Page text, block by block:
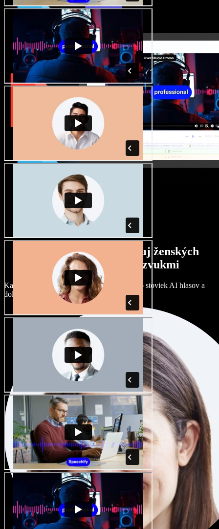
Široký výber mužských aj ženských
hlasov s rôznymi prízvukmi
Každý projekt môže znieť inak. Vyberte si zo stoviek AI hlasov a
dolaďte si ich podľa seba.